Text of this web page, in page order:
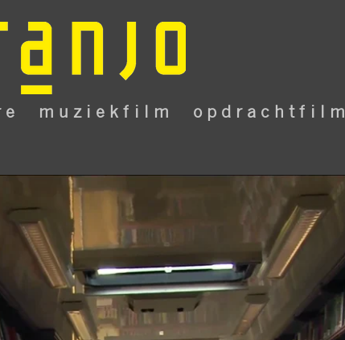
e m u z i e k f i l m o p d r a c h t f i l m